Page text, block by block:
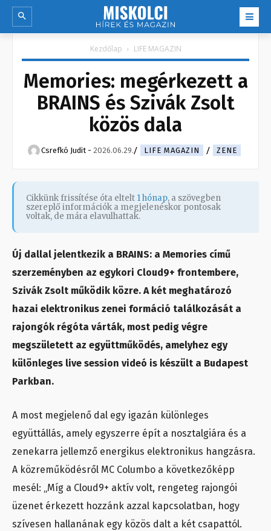
Kezdőlap LIFE MAGAZIN
Memories: megérkezett a
BRAINS és Szivák Zsolt
közös dala
Csrefkó Judit - 2026.06.29. LIFE MAGAZIN ZENE
Cikkünk frissítése óta eltelt 1 hónap, a szövegben
szereplő információk a megjelenéskor pontosak
voltak, de mára elavulhattak.
Új dallal jelentkezik a BRAINS: a Memories című
szerzeményben az egykori Cloud9+ frontembere,
Szivák Zsolt működik közre. A két meghatározó
hazai elektronikus zenei formáció találkozását a
rajongók régóta várták, most pedig végre
megszületett az együttműködés, amelyhez egy
különleges live session videó is készült a Budapest
Parkban.
A most megjelenő dal egy igazán különleges
együttállás, amely egyszerre épít a nosztalgiára és a
zenekarra jellemző energikus elektronikus hangzásra.
A közreműködésről MC Columbo a következőképp
mesél: „Míg a Cloud9+ aktív volt, rengeteg rajongói
üzenet érkezett hozzánk azzal kapcsolatban, hogy
szívesen hallanának egy közös dalt a két csapattól.